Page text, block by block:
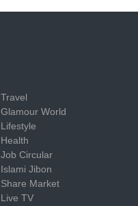
Travel
Glamour World
Lifestyle
Health
Job Circular
Islami Jibon
Share Market
Live TV